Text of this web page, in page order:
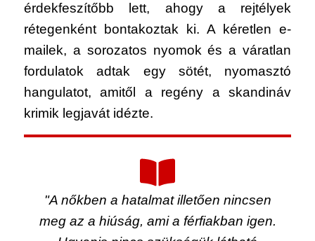
érdekfeszítőbb lett, ahogy a rejtélyek
rétegenként bontakoztak ki. A kéretlen e-
mailek, a sorozatos nyomok és a váratlan
fordulatok adtak egy sötét, nyomasztó
hangulatot, amitől a regény a skandináv
krimik legjavát idézte.
"A nőkben a hatalmat illetően nincsen
meg az a hiúság, ami a férfiakban igen.